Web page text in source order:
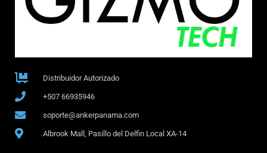
Distribuidor Autorizado
+507 66935946
soporte@ankerpanama.com
Albrook Mall, Pasillo del Delfin Local XA-14